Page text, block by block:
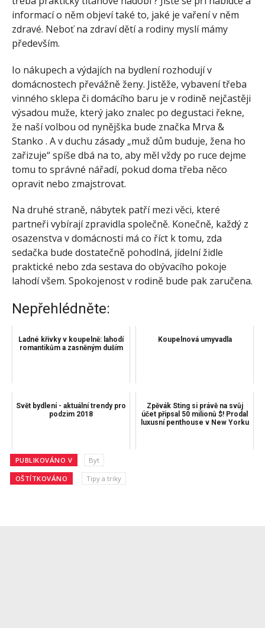
informací o něm objeví také to, jaké je vaření v něm
zdravé. Neboť na zdraví dětí a rodiny myslí mámy
především.
Io nákupech a výdajích na bydlení rozhodují v
domácnostech převážně ženy. Jistěže, vybavení třeba
vinného sklepa či domácího baru je v rodině nejčastěji
výsadou muže, který jako znalec po degustaci řekne,
že naší volbou od nynějška bude značka Mrva &
Stanko . A v duchu zásady „muž dům buduje, žena ho
zařizuje“ spíše dbá na to, aby měl vždy po ruce dejme
tomu to správné nářadí, pokud doma třeba něco
opravit nebo zmajstrovat.
Na druhé straně, nábytek patří mezi věci, které
partneři vybírají zpravidla společně. Konečně, každý z
osazenstva v domácnosti má co říct k tomu, zda
sedačka bude dostatečně pohodlná, jídelní židle
praktické nebo zda sestava do obývacího pokoje
lahodí všem. Spokojenost v rodině bude pak zaručena.
Nepřehlédněte:
Ladné křivky v koupelně: lahodí
romantikům a zasněným duším
Koupelnová umyvadla
Svět bydlení - aktuální trendy pro
podzim 2018
Zpěvák Sting si právě na svůj
účet připsal 50 milionů $! Prodal
luxusní penthouse v New Yorku
PUBLIKOVÁNO V Byt
OŠTÍTKOVÁNO Tipy a triky